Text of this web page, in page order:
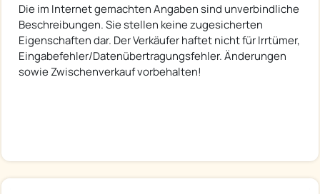
Die im Internet gemachten Angaben sind unverbindliche
Beschreibungen. Sie stellen keine zugesicherten
Eigenschaften dar. Der Verkäufer haftet nicht für Irrtümer,
Eingabefehler/Datenübertragungsfehler. Änderungen
sowie Zwischenverkauf vorbehalten!